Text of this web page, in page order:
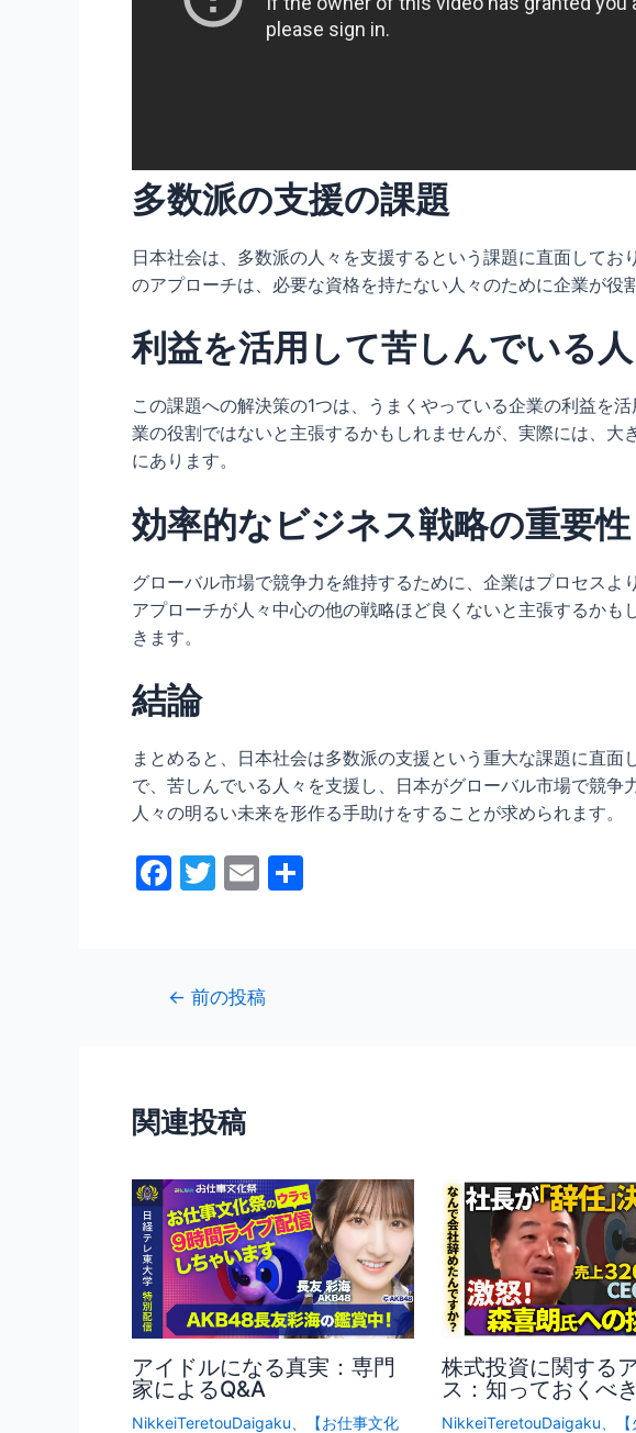
多数派の支援の課題
日本社会は、多数派の人々を支援するという課題に直面して
のアプローチは、必要な資格を持たない人々のために企業が役
利益を活用して苦しんでいる
この課題への解決策の1つは、うまくやっている企業の利益を
業の役割ではないと主張するかもしれませんが、実際には、
にあります。
効率的なビジネス戦略の重要性
グローバル市場で競争力を維持するために、企業はプロセス
アプローチが人々中心の他の戦略ほど良くないと主張するか
きます。
結論
まとめると、日本社会は多数派の支援という重大な課題に直
で、苦しんでいる人々を支援し、日本がグローバル市場で競
人々の明るい未来を形作る手助けをすることが求められます。
F
b
k
T
er
E
l
ゲ
ー
ョ
ン
← 前の投稿
関連投稿
アイドルになる真実：専門
家によるQ&A
NikkeiTeretouDaigaku
【お仕事文化
株式投資に関する
ス：知っておくべ
NikkeiTeretouDaigaku